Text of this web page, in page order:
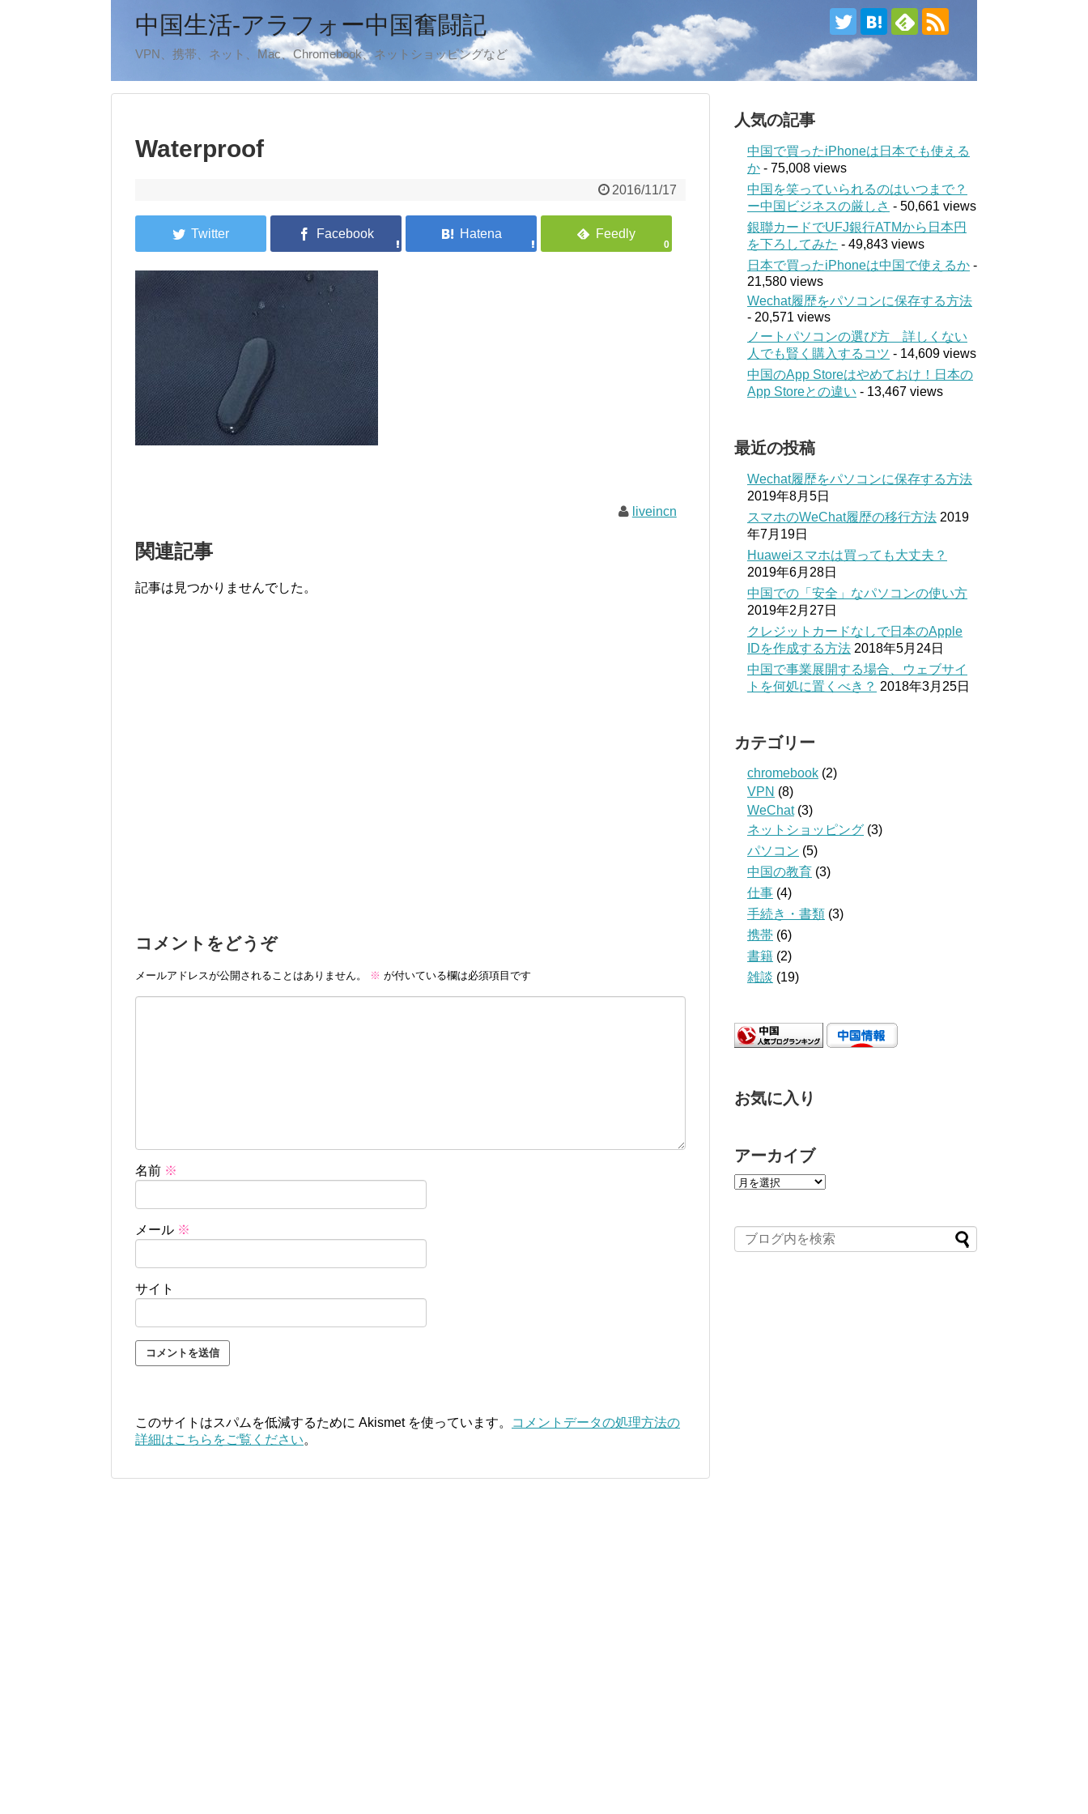
中国生活-アラフォー中国奮闘記
VPN、携帯、ネット、Mac、Chromebook、ネットショッピングなど
Waterproof
2016/11/17
0
liveincn
関連記事
記事は見つかりませんでした。
コメントをどうぞ
メールアドレスが公開されることはありません。 ※ が付いている欄は必須項目です
名前 ※
メール ※
サイト
このサイトはスパムを低減するために Akismet を使っています。
コメントデータの処理方法の
詳細はこちらをご覧ください。
人気の記事
中国で買ったiPhoneは日本でも使える
か - 75,008 views
中国を笑っていられるのはいつまで？
ー中国ビジネスの厳しさ - 50,661 views
銀聯カードでUFJ銀行ATMから日本円
を下ろしてみた - 49,843 views
日本で買ったiPhoneは中国で使えるか -
21,580 views
Wechat履歴をパソコンに保存する方法
- 20,571 views
ノートパソコンの選び方 詳しくない
人でも賢く購入するコツ - 14,609 views
中国のApp Storeはやめておけ！日本の
App Storeとの違い - 13,467 views
最近の投稿
Wechat履歴をパソコンに保存する方法
2019年8月5日
スマホのWeChat履歴の移行方法 2019
年7月19日
Huaweiスマホは買っても大丈夫？
2019年6月28日
中国での「安全」なパソコンの使い方
2019年2月27日
クレジットカードなしで日本のApple
IDを作成する方法 2018年5月24日
中国で事業展開する場合、ウェブサイ
トを何処に置くべき？ 2018年3月25日
カテゴリー
chromebook (2)
VPN (8)
WeChat(3)
ネットショッピング (3)
パソコン (5)
中国の教育 (3)
仕事 (4)
手続き・書類 (3)
携帯 (6)
書籍 (2)
雑談 (19)
お気に入り
アーカイブ